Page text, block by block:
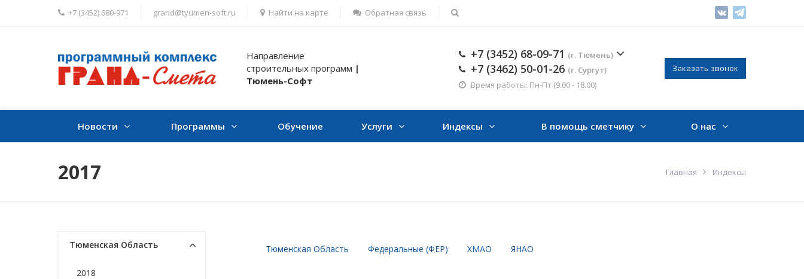
+7 (3452) 680-971 grand@tyumen-soft.ru Найти на карте Обратная связь
Направление
строительных программ |
Тюмень-Софт
+7 (3452) 68-09-71 (г. Тюмень)
+7 (3462) 50-01-26 (г. Сургут)
Время работы: Пн-Пт (9.00 - 18.00)
Заказать звонок
Новости Программы Обучение Услуги Индексы В помощь сметчику О нас
2017 Главная Индексы
Тюменская Область Федеральные (ФЕР) ХМАО ЯНАО
Тюменская Область
2018